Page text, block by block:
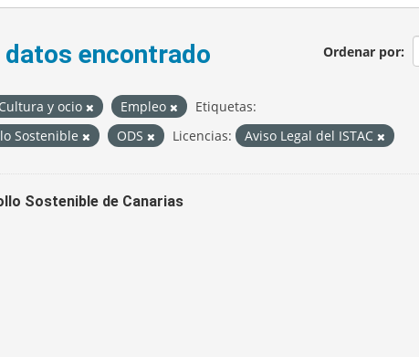
Ordenar por
encontrado
Cultura y ocio Empleo
Etiquetas:
Sostenible
ODS Licencias: Aviso Legal del ISTAC
Sostenible de Canarias